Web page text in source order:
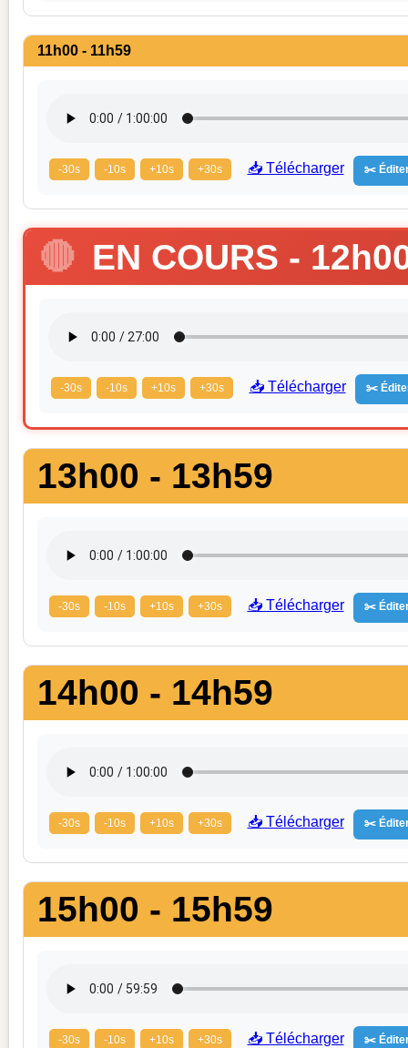
11h00 - 11h59
-30s -10s +10s +30s 📥 Télécharger ✂️
🔴 EN COURS -
-30s -10s +10s +30s 📥 Télécharger ✂️
13h00 - 13h59
-30s -10s +10s +30s 📥 Télécharger ✂️
14h00 - 14h59
-30s -10s +10s +30s 📥 Télécharger ✂️
15h00 - 15h59
-30s -10s +10s +30s 📥 Télécharger ✂️